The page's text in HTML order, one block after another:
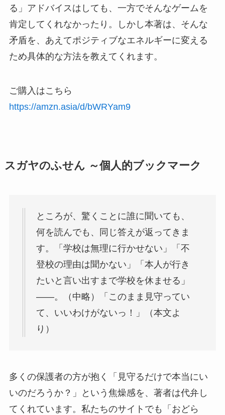
る」アドバイスはしても、一方でそんなゲームを
肯定してくれなかったり。しかし本著は、そんな
矛盾を、あえてポジティブなエネルギーに変える
ため具体的な方法を教えてくれます。
ご購入はこちら
https://amzn.asia/d/bWRYam9
スガヤのふせん ～個人的ブックマーク
ところが、驚くことに誰に聞いても、
何を読んでも、同じ答えが返ってきま
す。「学校は無理に行かせない」「不
登校の理由は聞かない」「本人が行き
たいと言い出すまで学校を休ませる」
――。（中略）「このまま見守ってい
て、いいわけがないっ！」（本文よ
り）
多くの保護者の方が抱く「見守るだけで本当にい
いのだろうか？」という焦燥感を、著者は代弁し
てくれています。私たちのサイトでも「おどら